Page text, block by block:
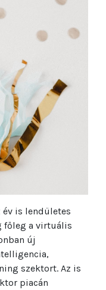
év is lendületes
főleg a virtuális
új
szektort. Az is
piacán